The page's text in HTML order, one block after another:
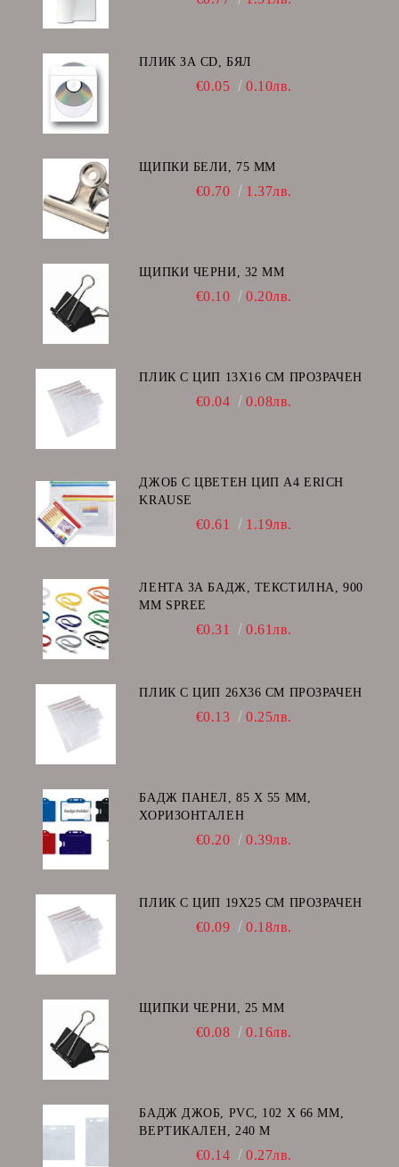
ПЛИК ЗА CD, БЯЛ
€0.05 0.10лв.
ЩИПКИ БЕЛИ, 75 ММ
€0.70 1.37лв.
ЩИПКИ ЧЕРНИ, 32 ММ
€0.10 0.20лв.
ПЛИК С ЦИП 13X16 CM ПРОЗРАЧЕН
€0.04 0.08лв.
ДЖОБ С ЦВЕТЕН ЦИП А4 ERICH
KRAUSE
€0.61 1.19лв.
ЛЕНТА ЗА БАДЖ, ТЕКСТИЛНА, 900
ММ SPREE
€0.31 0.61лв.
ПЛИК С ЦИП 26X36 CM ПРОЗРАЧЕН
€0.13 0.25лв.
БАДЖ ПАНЕЛ, 85 Х 55 ММ,
ХОРИЗОНТАЛЕН
€0.20 0.39лв.
ПЛИК С ЦИП 19X25 CM ПРОЗРАЧЕН
€0.09 0.18лв.
ЩИПКИ ЧЕРНИ, 25 ММ
€0.08 0.16лв.
БАДЖ ДЖОБ, PVC, 102 Х 66 ММ,
ВЕРТИКАЛЕН, 240 Μ
€0.14 0.27лв.